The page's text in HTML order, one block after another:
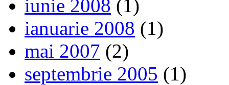
iunie 2008 (1)
ianuarie 2008 (1)
mai 2007 (2)
septembrie 2005 (1)